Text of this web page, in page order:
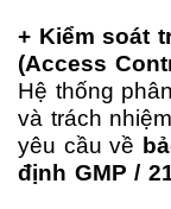
+ Kiểm soát
(Access
Hệ thống
và trách
yêu cầu về
định GMP /